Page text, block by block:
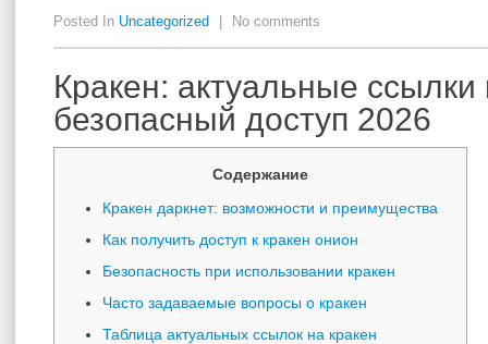
Posted In Uncategorized No comments
Кракен: актуальные ссылки
безопасный доступ 2026
Содержание
Кракен даркнет: возможности и преимущества
Как получить доступ к кракен онион
Безопасность при использовании кракен
Часто задаваемые вопросы о кракен
Таблица актуальных ссылок на кракен